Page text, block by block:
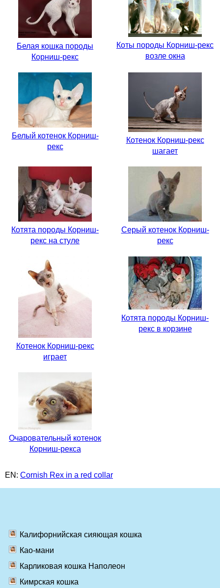
Белая кошка породы
Корниш-рекс
Коты породы Корниш-рекс
возле окна
Белый котенок Корниш-
рекс
Котенок Корниш-рекс
шагает
Котята породы Корниш-
рекс на стуле
Серый котенок Корниш-
рекс
Котенок Корниш-рекс
играет
Котята породы Корниш-
рекс в корзине
Очаровательный котенок
Корниш-рекса
EN: Cornish Rex in a red collar
Калифорнийская сияющая кошка
Као-мани
Карликовая кошка Наполеон
Кимрская кошка